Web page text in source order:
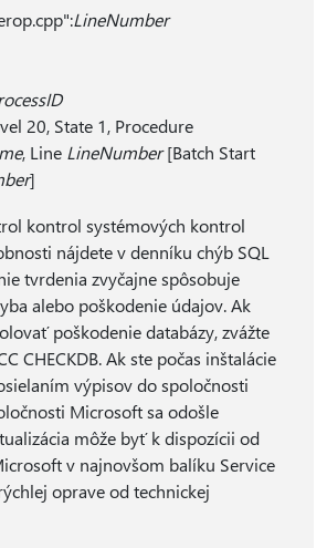
LineNumber
20, State 1, Procedure
, Line LineNumber[Batch Start
]
kontrol systémových kontrol
nájdete v denníku chýb SQL
tvrdenia zvyčajne spôsobuje
alebo poškodenie údajov. Ak
poškodenie databázy, zvážte
CHECKDB. Ak ste počas inštalácie
výpisov do spoločnosti
Microsoft sa odošle
môže byť k dispozícii od
v najnovšom balíku Service
oprave od technickej